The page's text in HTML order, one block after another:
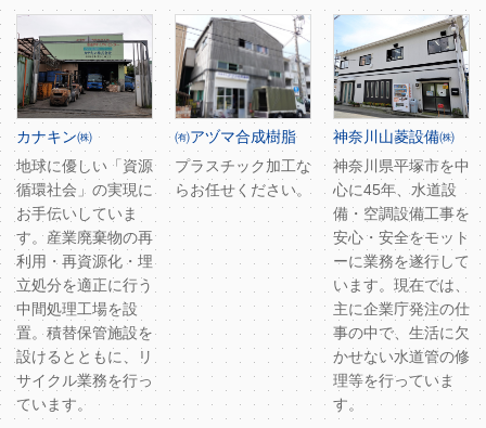
カナキン㈱
地球に優しい「資源
循環社会」の実現に
お手伝いしていま
す。産業廃棄物の再
利用・再資源化・埋
立処分を適正に行う
中間処理工場を設
置。積替保管施設を
設けるとともに、リ
サイクル業務を行っ
ています。
㈲アヅマ合成樹脂
プラスチック加工な
らお任せください。
神奈川山菱設備㈱
神奈川県平塚市を中
心に45年、水道設
備・空調設備工事を
安心・安全をモット
ーに業務を遂行して
います。現在では、
主に企業庁発注の仕
事の中で、生活に欠
かせない水道管の修
理等を行っていま
す。